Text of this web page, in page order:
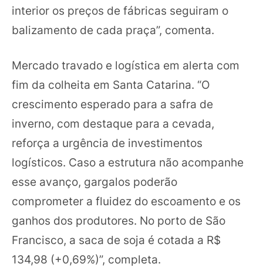
interior os preços de fábricas seguiram o
balizamento de cada praça”, comenta.
Mercado travado e logística em alerta com
fim da colheita em Santa Catarina. “O
crescimento esperado para a safra de
inverno, com destaque para a cevada,
reforça a urgência de investimentos
logísticos. Caso a estrutura não acompanhe
esse avanço, gargalos poderão
comprometer a fluidez do escoamento e os
ganhos dos produtores. No porto de São
Francisco, a saca de soja é cotada a R$
134,98 (+0,69%)”, completa.